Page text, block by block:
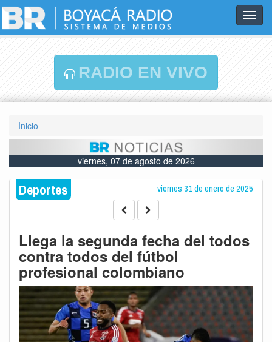
RADIO EN VIVO
Inicio
viernes, 07 de agosto de 2026
Deportes viernes 31 de enero de 2025
Llega la segunda fecha del todos
contra todos del fútbol
profesional colombiano